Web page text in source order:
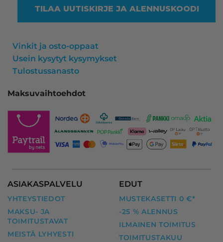
TILAA UUTISKIRJE JA ALENNUSKOODI
Vinkit ja osto-oppaat
Usein kysytyt kysymykset
Tulostussanasto
Maksuvaihtoehdot
ASIAKASPALVELU
YHTEYSTIEDOT
MAKSU- JA
TOIMITUSTAVAT
MEISTÄ LYHYESTI
EDUT
MUSTEKASETTI 0 €*
-25 % ALENNUS
ILMAINEN TOIMITUS
TOIMITUSTAKUU